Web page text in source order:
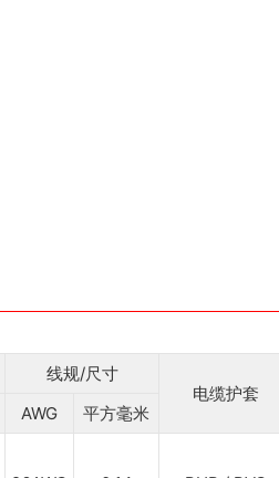
线规/尺寸
电缆护套
AWG 平方毫米